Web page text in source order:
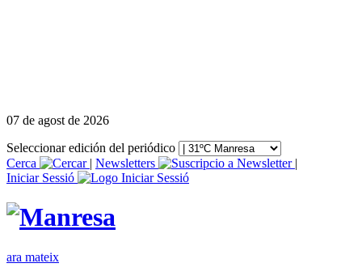
07 de agost de 2026
Seleccionar edición del periódico
Cerca
| Newsletters
|
Iniciar Sessió
ara mateix